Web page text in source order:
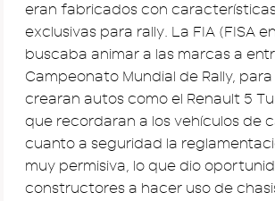
eran fabricados con
exclusivas para rally. La FIA (FISA
buscaba animar a las marcas a
Campeonato Mundial de Rally,
crearan autos como el Renault 5
que recordaran a los vehículos de
cuanto a seguridad la
muy permisiva, lo que dio
constructores a hacer uso de